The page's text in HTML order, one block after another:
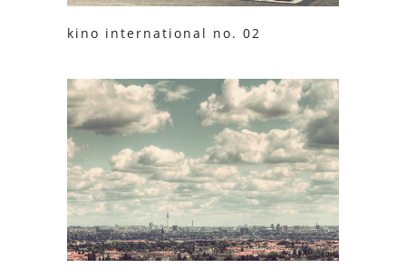
kino international no. 02